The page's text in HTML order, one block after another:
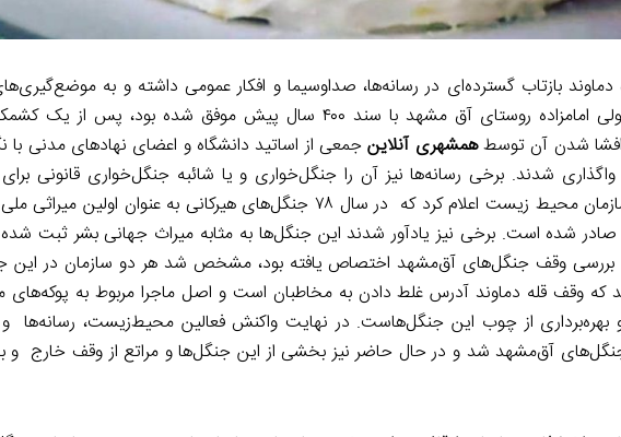
بازتاب گسترده‌ای در رسانه‌ها، صداوسیما و افکار عمومی داشته و به
افشا شدن آن توسطهمشهری آنلاینجمعی از اساتید دانشگاه و اعضای نهادهای مدنی با
شدند. برخی رسانه‌ها نیز آن را جنگل‌خواری و یا شائبه جنگل‌خواری قانونی برای
رئیس سابق سازمان محیط زیست اعلام کرد که در سال ۷۸ جنگل‌های هیرکانی به عنوان
شده است. برخی نیز یادآور شدند این جنگل‌ها به مثابه میراث جهانی بشر ثبت
تهران، ۸مردادماه۹۹) که به بررسی وقف جنگل‌های آق‌مشهد اختصاص یافته بود، مشخص شد هر دو سازمان در
که وقف قله دماوند آدرس غلط دادن به مخاطبان است و اصل ماجرا مربوط به پوکه‌های
از چوب این جنگل‌هاست. در نهایت واکنش فعالین محیط‌زیست، رسانه‌ها و
آق‌مشهد شد و در حال حاضر نیز بخشی از این جنگل‌ها و مراتع از وقف خارج و